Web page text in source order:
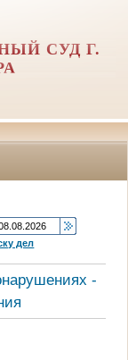
СУД Г.
дел
-